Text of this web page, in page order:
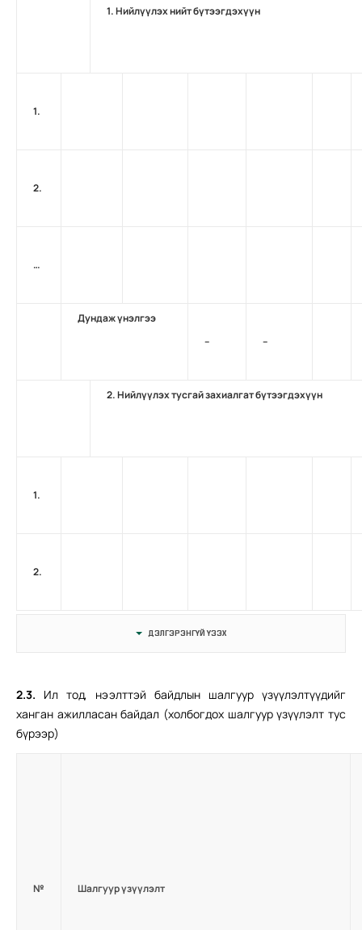
1. Нийлүүлэх нийт бүтээгдэхүүн
1.
2.
…
Дундаж үнэлгээ
–
–
2. Нийлүүлэх тусгай захиалгат бүтээгдэхүүн
1.
2.
ДЭЛГЭРЭНГҮЙ ҮЗЭХ
2.3. Ил тод, нээлттэй байдлын шалгуур үзүүлэлтүүдийг
ханган ажилласан байдал (холбогдох шалгуур үзүүлэлт тус
бүрээр)
№ Шалгуур үзүүлэлт